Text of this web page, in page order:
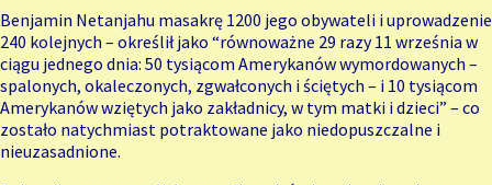
Benjamin Netanjahu masakrę 1200 jego obywateli i uprowadzenie
240 kolejnych – określił jako “równoważne 29 razy 11 września w
ciągu jednego dnia: 50 tysiącom Amerykanów wymordowanych –
spalonych, okaleczonych, zgwałconych i ściętych – i 10 tysiącom
Amerykanów wziętych jako zakładnicy, w tym matki i dzieci” – co
zostało natychmiast potraktowane jako niedopuszczalne i
nieuzasadnione.